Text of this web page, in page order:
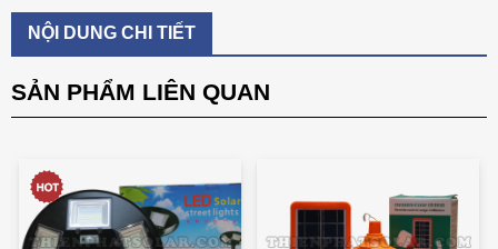
NỘI DUNG CHI TIẾT
SẢN PHẨM LIÊN QUAN